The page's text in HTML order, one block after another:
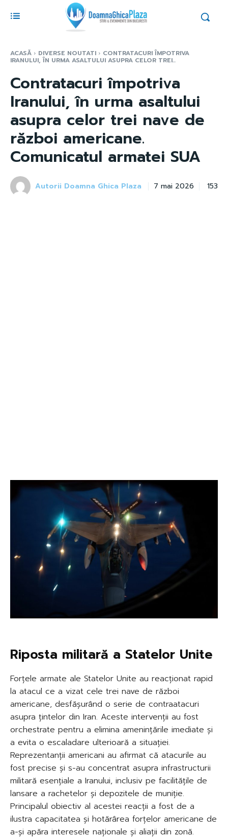
ACASĂ DIVERSE NOUTATI CONTRATACURI ÎMPOTRIVA
IRANULUI, ÎN URMA ASALTULUI ASUPRA CELOR TREI...
Contratacuri împotriva
Iranului, în urma asaltului
asupra celor trei nave de
război americane.
Comunicatul armatei SUA
Autorii Doamna Ghica Plaza 7 mai 2026 153
Riposta militară a Statelor Unite
Forțele armate ale Statelor Unite au reacționat rapid
la atacul ce a vizat cele trei nave de război
americane, desfășurând o serie de contraatacuri
asupra țintelor din Iran. Aceste intervenții au fost
orchestrate pentru a elimina amenințările imediate și
a evita o escaladare ulterioară a situației.
Reprezentanții americani au afirmat că atacurile au
fost precise și s-au concentrat asupra infrastructurii
militară esențiale a Iranului, inclusiv pe facilitățile de
lansare a rachetelor și depozitele de muniție.
Principalul obiectiv al acestei reacții a fost de a
ilustra capacitatea și hotărârea forțelor americane de
a-și apăra interesele naționale și aliații din zonă.